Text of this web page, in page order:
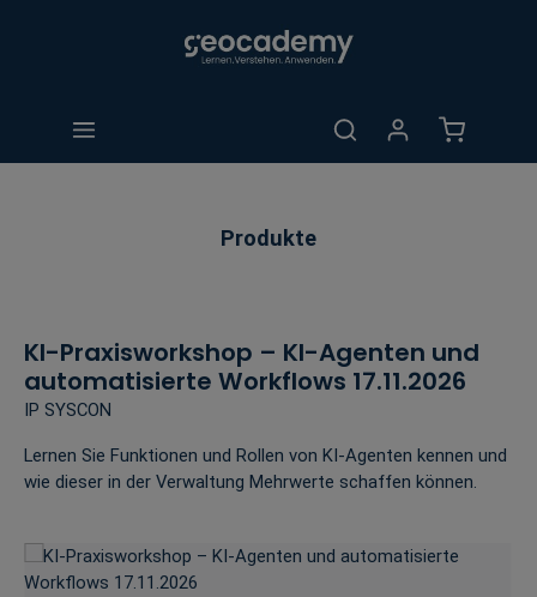
Produkte
KI-Praxisworkshop – KI-Agenten und
automatisierte Workflows 17.11.2026
IP SYSCON
Lernen Sie Funktionen und Rollen von KI-Agenten kennen und
wie dieser in der Verwaltung Mehrwerte schaffen können.
Bildergalerie überspringen